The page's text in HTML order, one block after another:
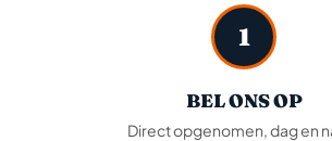
1
BEL ONS OP
Direct opgenomen, dag en